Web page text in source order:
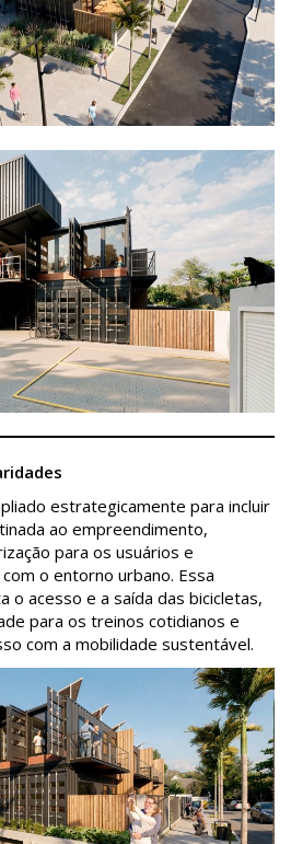
estrategicamente para incluir
ao empreendimento,
para os usuários e
o entorno urbano. Essa
o acesso e a saída das bicicletas,
para os treinos cotidianos e
com a mobilidade sustentável.